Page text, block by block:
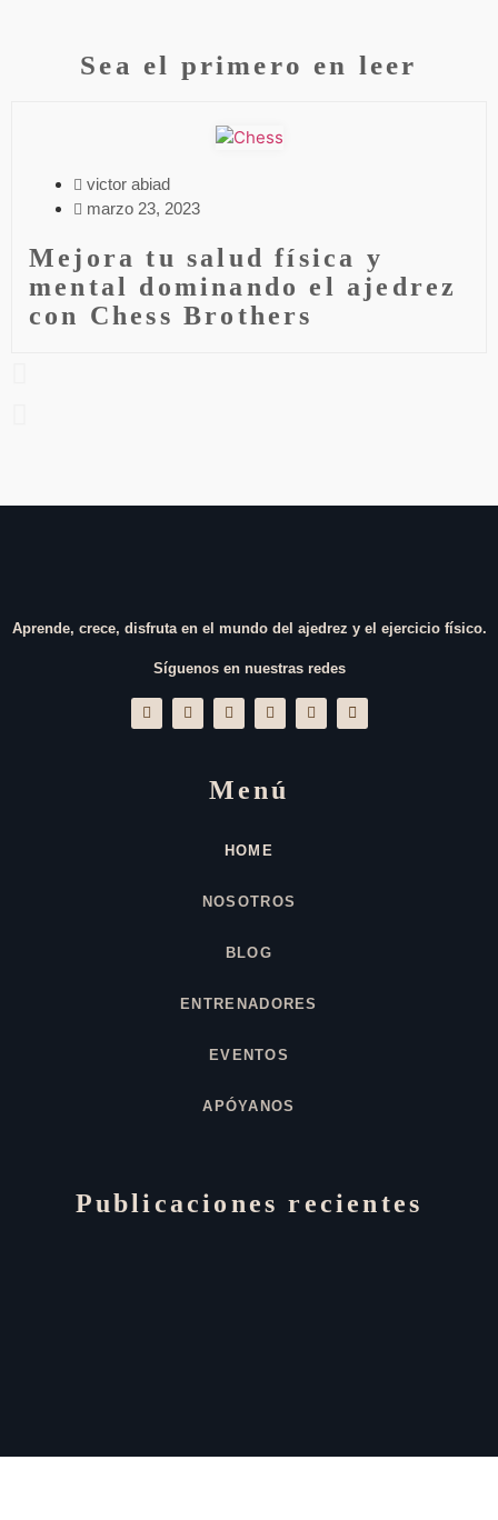
Sea el primero en leer
victor abiad
marzo 23, 2023
Mejora tu salud física y
mental dominando el ajedrez
con Chess Brothers
Aprende, crece, disfruta en el mundo del ajedrez y el ejercicio físico.
Síguenos en nuestras redes
Menú
HOME
NOSOTROS
BLOG
ENTRENADORES
EVENTOS
APÓYANOS
Publicaciones recientes